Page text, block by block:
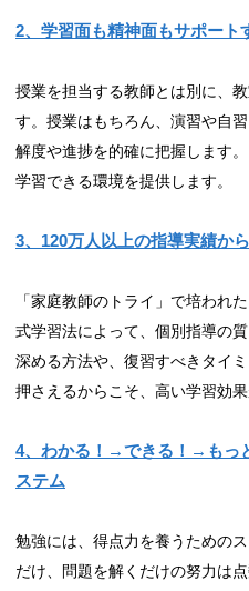
2、学習面も精神面もサポート
授業を担当する教師とは別に、
す。授業はもちろん、演習や自
解度や進捗を的確に把握します
学習できる環境を提供します。
3、120万人以上の指導実績か
「家庭教師のトライ」で培われ
式学習法によって、個別指導の
深める方法や、復習すべきタイ
押さえるからこそ、高い学習効果
4、わかる！→できる！→もっ
ステム
勉強には、得点力を養うための
だけ、問題を解くだけの努力は